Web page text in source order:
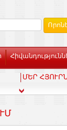
ՄԵՐ